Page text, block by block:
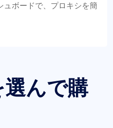
ュボードで、プロキシを簡
んで購